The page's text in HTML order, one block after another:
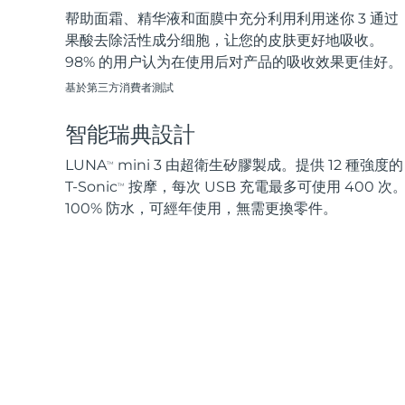
帮助面霜、精华液和面膜中充分利用利用迷你 3 通过
果酸去除活性成分细胞，让您的皮肤更好地吸收。
98% 的用户认为在使用后对产品的吸收效果更佳好。
基於第三方消費者測試
智能瑞典設計
LUNATM
mini 3 由超衛生矽膠製成。提供 12 種強度的
T-SonicTM
按摩，每次 USB 充電最多可使用 400 次
100% 防水，可經年使用，無需更換零件。